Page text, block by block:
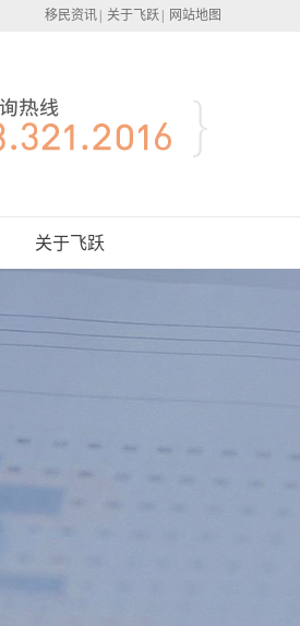
移民资讯 关于飞跃 网站地图
关于飞跃